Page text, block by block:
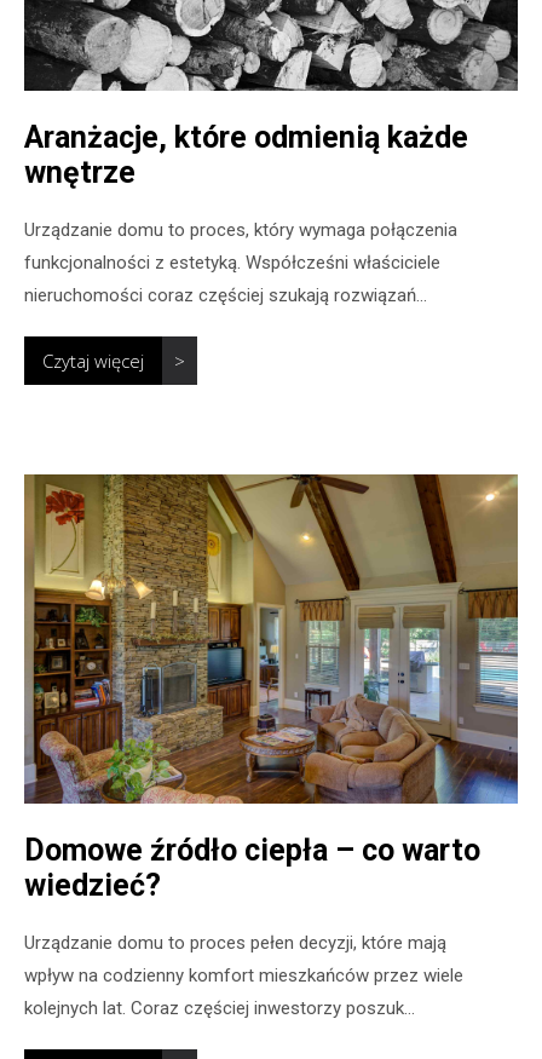
Aranżacje, które odmienią każde
wnętrze
Urządzanie domu to proces, który wymaga połączenia
funkcjonalności z estetyką. Współcześni właściciele
nieruchomości coraz częściej szukają rozwiązań...
Czytaj więcej >
Domowe źródło ciepła – co warto
wiedzieć?
Urządzanie domu to proces pełen decyzji, które mają
wpływ na codzienny komfort mieszkańców przez wiele
kolejnych lat. Coraz częściej inwestorzy poszuk...